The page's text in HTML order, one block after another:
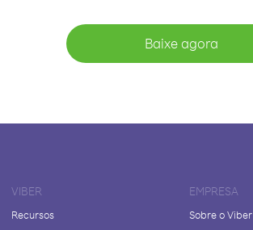
Baixe agora
VIBER
Recursos
EMPRESA
Sobre o Viber